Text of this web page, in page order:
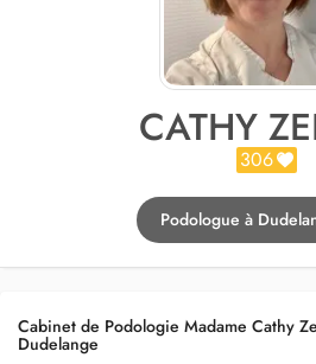
CATHY
306
Podologue à
Cabinet de Podologie Madame Cathy
Dudelange